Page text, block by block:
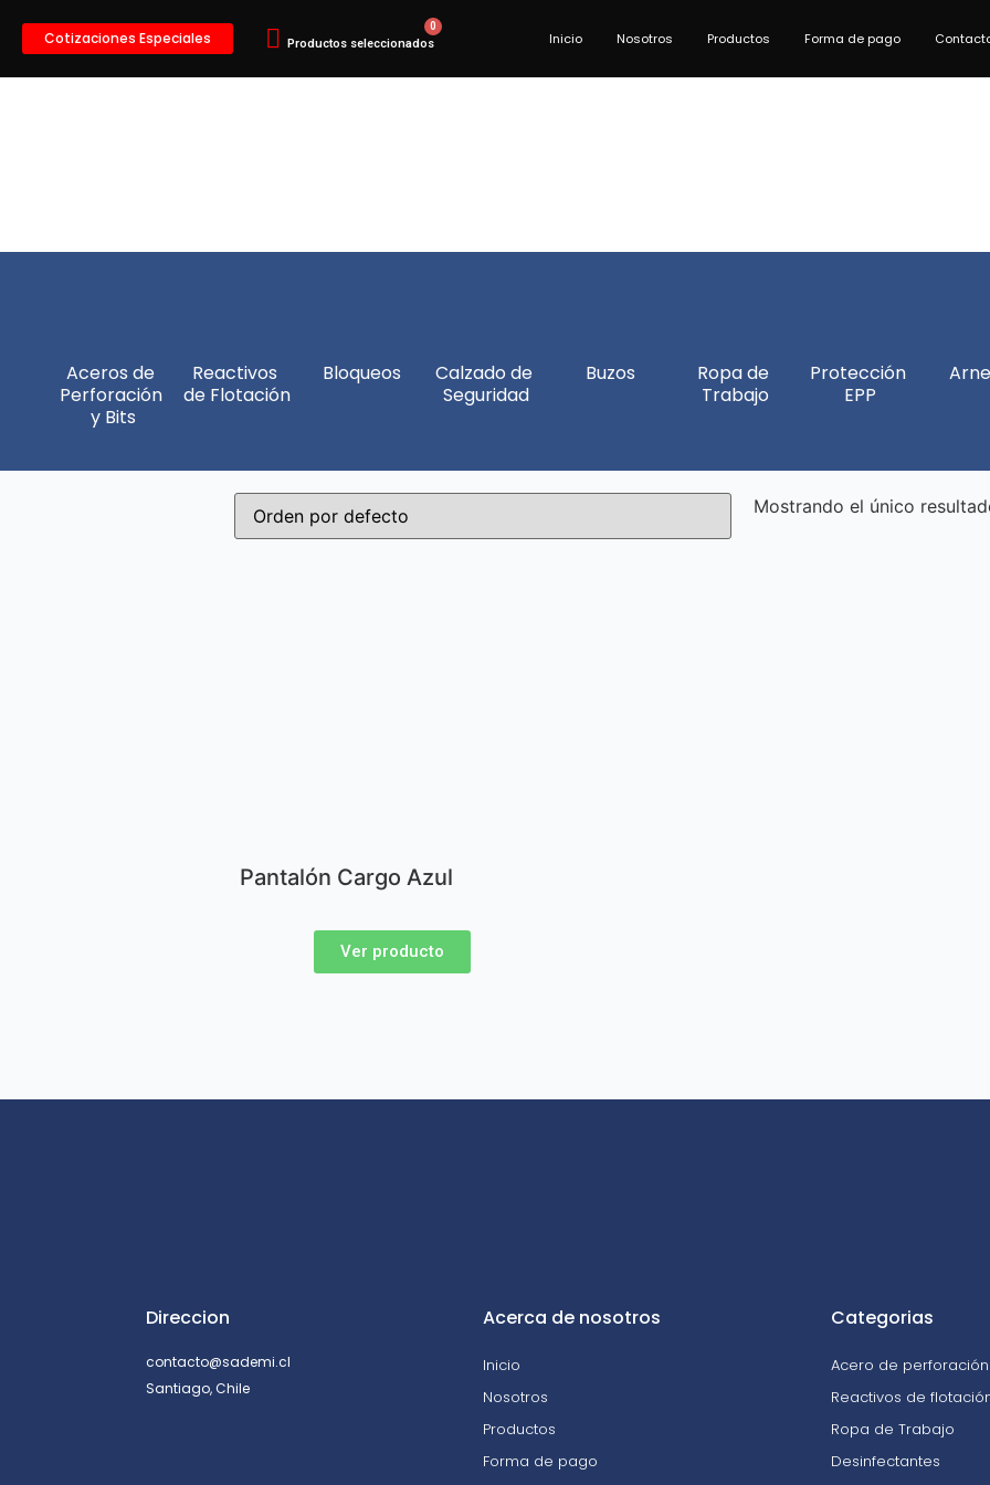
Cotizaciones Especiales Inicio Nosotros Productos Forma de pago
Aceros de
Perforación
y Bits
Reactivos
de Flotación
Bloqueos
Calzado de
Seguridad
Buzos
Ropa de
Trabajo
Protección
EPP
Mostrando el único
Pantalón Cargo Azul
Ver producto
Direccion
contacto@sademi.cl
Santiago, Chile
Acerca de nosotros
Inicio
Nosotros
Productos
Forma de pago
Categorias
Acero de
Reactivos de
Ropa de Trabajo
Desinfectantes